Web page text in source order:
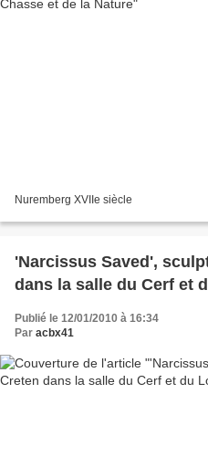
Nuremberg XVIIe siècle
'Narcissus Saved',
dans la salle du Cerf et
Publié le 12/01/2010 à 16:34
Par acbx41